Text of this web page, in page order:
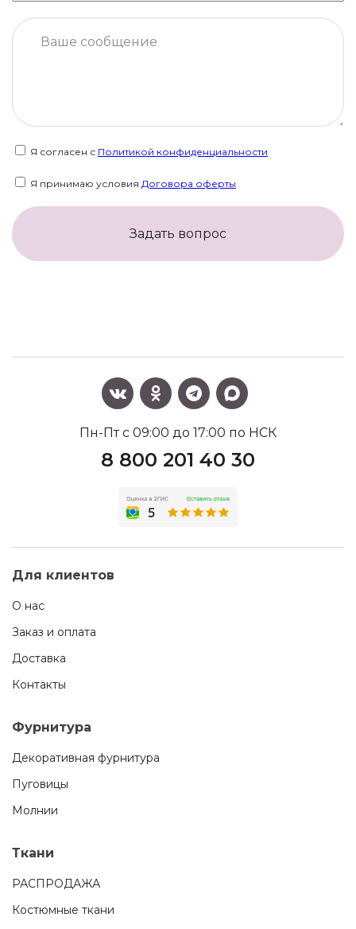
Я согласен с Политикой конфиденциальности
Я принимаю условия Договора оферты
Задать вопрос
Пн-Пт с 09:00 до 17:00 по НСК
8 800 201 40 30
Для клиентов
О нас
Заказ и оплата
Доставка
Контакты
Фурнитура
Декоративная фурнитура
Пуговицы
Молнии
Ткани
РАСПРОДАЖА
Костюмные ткани